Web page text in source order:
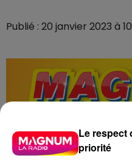
Publié : 20 janvier 2023 à
Le respect
priorité